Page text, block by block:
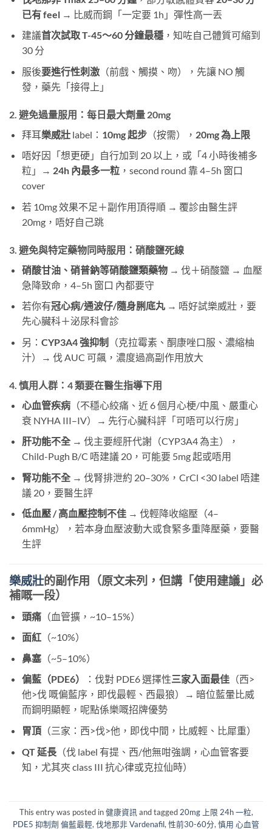
已有 feel​ → 比威而鋼「一定要 1h」彈性高一丟
建議首次試取 T-45～60 分鐘最穩，知咗自己體質可縮到
30 分
服後要進行性刺激（前戲、觸摸、吻），先讓 NO 觸
發，藥先「接得上」
2. 避免過量服用：每日最大劑量 20mg
拜耳樂威壯​ label： 10mg 起步（按需）， 20mg 為上限
唔好因「想更硬」自行加到 20 以上，或「4 小時後補多
粒」→ 24h 內最多一粒，second round 靠 4–5h 窗口
cover
若 10mg 效果不足＋副作用頂得順 → 覆診由醫生評
20mg，唔好自己跳
3. 避免與特定藥物同時服用：硝酸鹽死線
硝酸甘油、硝普鈉等硝酸鹽類藥物​ → 伐＋硝酸鹽 → 血壓
急降致命，4–5h 窗口 內都要守
若你有冠心病/通波仔/隨身脷底丸​ → 唔好試樂威壯，要
先心臟科＋泌尿科會診
另： CYP3A4 強抑制
（克拉霉素、酮康唑口服、濃縮柚
汁）→ 伐 AUC 可飆，濃度過高副作用放大
4. 慎用人群：4 類要在醫生指導下用
心血管疾病（不穩心絞痛、近 6 個月心梗/中風、嚴重心
衰 NYHA III–IV）→ 先行心臟科評「可唔可以行房」
肝功能不全​ → 伐主要經肝代謝（CYP3A4 為主），
Child-Pugh B/C 唔建議 20，可能要 5mg 起或唔用
腎功能不全​ → 伐腎排泄約 20–30%，CrCl <30 label 唔建
議 20，要醫生評
低血壓 / 高血壓控制不佳​ → 伐輕降收縮壓（4–
6mmHg），若本身血壓波動大或食緊多重降壓藥，要醫
生評
樂威壯的副作用（原文未列，但講「使用建議」必
補嘅一段）
頭痛（血管擴，~10–15%）
面紅（~10%）
鼻塞（~5–10%）
偏藍（PDE6）
：伐對 PDE6 選擇性三家入面最佳（西>
他>伐 嘅偏藍序，即伐最輕、西最狼）→ 暗位藍暈比威
而鋼明顯輕，呢點係樂嘅招牌優勢
胃頂（三家：西>伐>他，即伐中間，比威輕、比犀重）
QT 延長（伐 label 有提、西/他無咁強調，心血管客要
知，尤其夾 class III 抗心律或克拉仙時）
This entry was posted in健康資訊 and tagged 20mg 上限 24h 一粒,
PDE5 抑制劑 偏藍最輕, 伐地那非 Vardenafil, 性前30-60分, 慎用 心血管